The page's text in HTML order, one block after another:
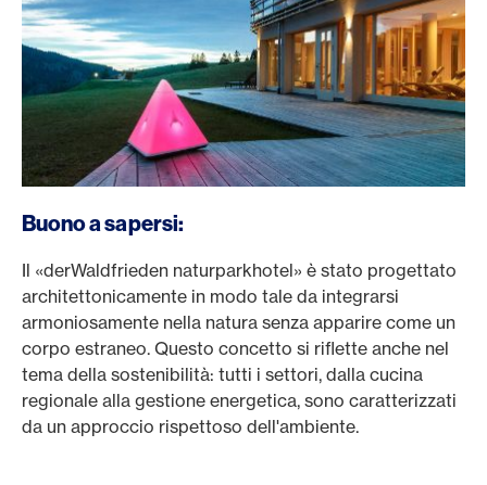
Buono a sapersi:
Il «derWaldfrieden naturparkhotel» è stato progettato
architettonicamente in modo tale da integrarsi
armoniosamente nella natura senza apparire come un
corpo estraneo. Questo concetto si riflette anche nel
tema della sostenibilità: tutti i settori, dalla cucina
regionale alla gestione energetica, sono caratterizzati
da un approccio rispettoso dell'ambiente.